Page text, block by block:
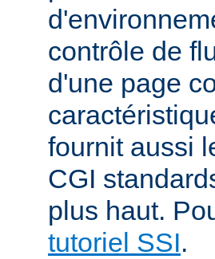
contrôle de
d'une page
fournit aussi
CGI
plus haut.
tutoriel SSI.